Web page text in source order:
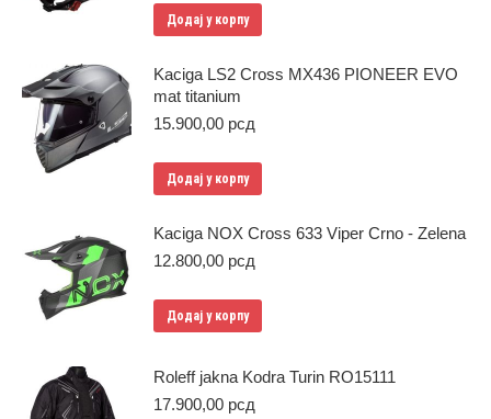
Додај у корпу
Kaciga LS2 Cross MX436 PIONEER EVO
mat titanium
15.900,00 рсд
Додај у корпу
Kaciga NOX Cross 633 Viper Crno - Zelena
12.800,00 рсд
Додај у корпу
Roleff jakna Kodra Turin RO15111
17.900,00 рсд